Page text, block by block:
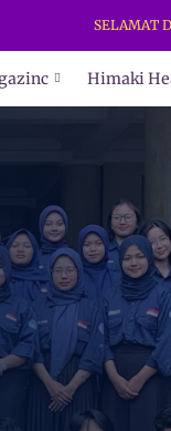
SELAMAT
Himaki